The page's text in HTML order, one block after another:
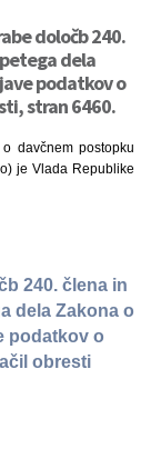
določb 240.
dela
podatkov o
stran 6460.
davčnem postopku
je Vlada Republike
240. člena in
dela Zakona o
podatkov o
obresti